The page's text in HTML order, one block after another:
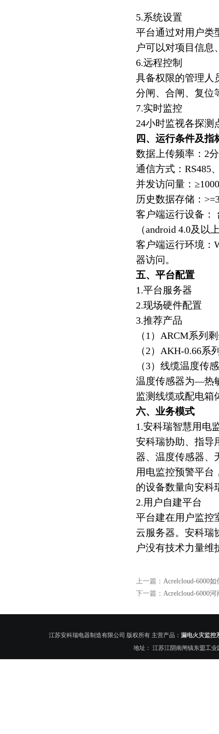
5.系统设置
平台通过对用户类
户可以对项目信
6.远程控制
具备权限的管理人
分闸、合闸、复位
7.实时监控
24小时监视各探测
四、运行条件及指
数据上传频率：2
通信方式：RS485
并发访问量：
历史数据存储：
客户端运行设备：
（android 4.0及以
客户端运行环境：
器访问。
五、平台配置
1.平台服务器
2.现场硬件配置
3.推荐产品
（1）ARCM系列
（2）AKH-0.66系
（3）线缆温度传
温度传感器为—热
监测线缆或配电箱
六、业务模式
1.安科瑞智慧用电
安科瑞协助、指导
器、温度传感器、
用电监控预警平台
的设备数量向安科
2.用户自建平台
平台建在用户监控
云服务器。安科瑞
户没有技术力量
上一篇： Acrelcloud-6000
下一篇： Acrelcloud-6000
江苏安科瑞电器制造有限公司 版权所有 主营产品： 漏电火灾监控
地址： 江苏江阴南闸镇东盟工业